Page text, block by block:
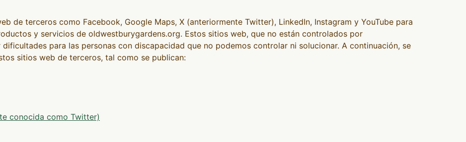
de terceros como Facebook, Google Maps, X (anteriormente Twitter), LinkedIn, Instagram y YouTube para
y servicios de oldwestburygardens.org. Estos sitios web, que no están controlados por
para las personas con discapacidad que no podemos controlar ni solucionar. A continuación, se
sitios web de terceros, tal como se publican:
conocida como Twitter)